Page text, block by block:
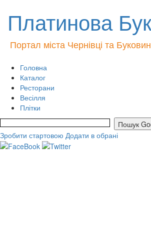
Платинова
Портал міста Чернівці та
Головна
Каталог
Ресторани
Весілля
Плітки
Зробити стартовою Додати в обрані